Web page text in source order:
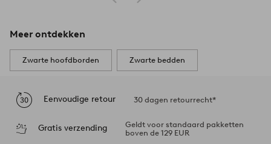
Meer ontdekken
Zwarte hoofdborden Zwarte bedden
Eenvoudige retour 30 dagen retourrecht*
Gratis verzending
Geldt voor standaard pakketten
boven de 129 EUR